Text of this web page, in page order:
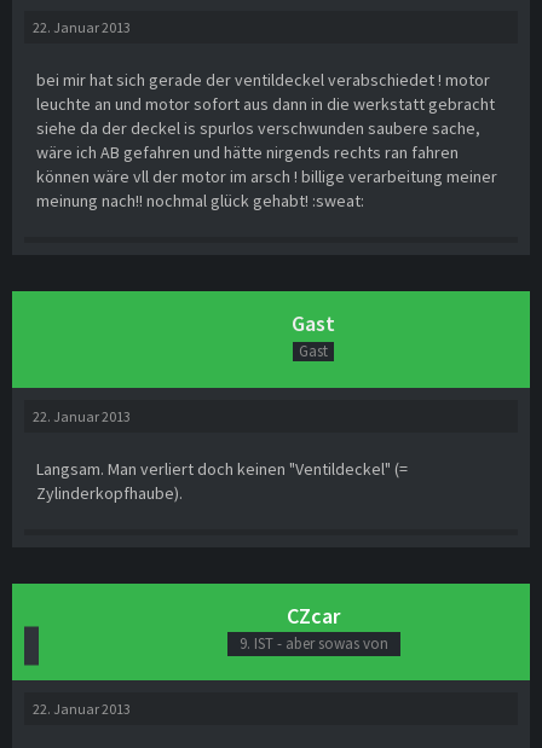
22. Januar 2013
bei mir hat sich gerade der ventildeckel verabschiedet ! motor
leuchte an und motor sofort aus dann in die werkstatt gebracht
siehe da der deckel is spurlos verschwunden saubere sache,
wäre ich AB gefahren und hätte nirgends rechts ran fahren
können wäre vll der motor im arsch ! billige verarbeitung meiner
meinung nach!! nochmal glück gehabt! :sweat:
Gast
Gast
22. Januar 2013
Langsam. Man verliert doch keinen "Ventildeckel" (=
Zylinderkopfhaube).
CZcar
9. IST - aber sowas von
22. Januar 2013